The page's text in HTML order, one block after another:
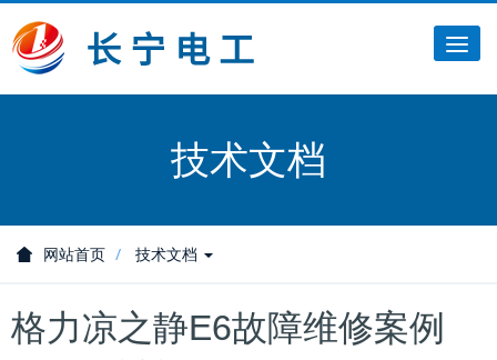
技术文档
网站首页 技术文档
格力凉之静E6故障维修案例